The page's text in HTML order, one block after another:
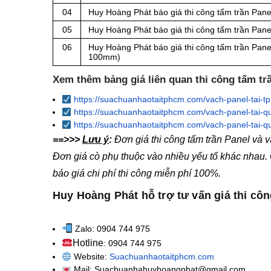
04
Huy Hoàng Phát báo giá thi công tấm trần
05
Huy Hoàng Phát báo giá thi công tấm trần
06
Huy Hoàng Phát báo giá thi công tấm trần
100mm)
Xem thêm bảng giá liên quan thi công tấm
https://suachuanhaotaitphcm.com/vach-panel-tai-
https://suachuanhaotaitphcm.com/vach-panel-tai-
https://suachuanhaotaitphcm.com/vach-panel-tai-
==>>> Lưu ý: Đơn giá thi công tấm trần Panel và
Đơn giá cò phụ thuộc vào nhiều yếu tố khác
báo giá chi phí thi công miễn phí 100%.
Huy Hoàng Phát hỗ trợ tư vấn giá thi
Zalo: 0904 744 975
Hotline: 0904 744 975
Website: Suachuanhaotaitphcm.com